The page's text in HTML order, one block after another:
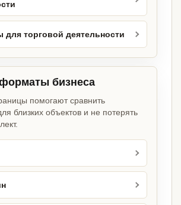
для торговой деятельности
бизнеса
помогают сравнить
близких объектов и не потерять